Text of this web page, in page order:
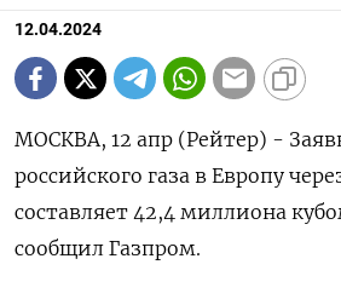
12.04.2024
МОСКВА, 12 апр (Рейтер) -
российского газа в Европу
составляет 42,4 миллиона
сообщил Газпром.